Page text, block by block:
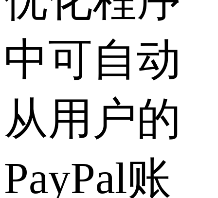
中可自动
从用户的
PayPal账